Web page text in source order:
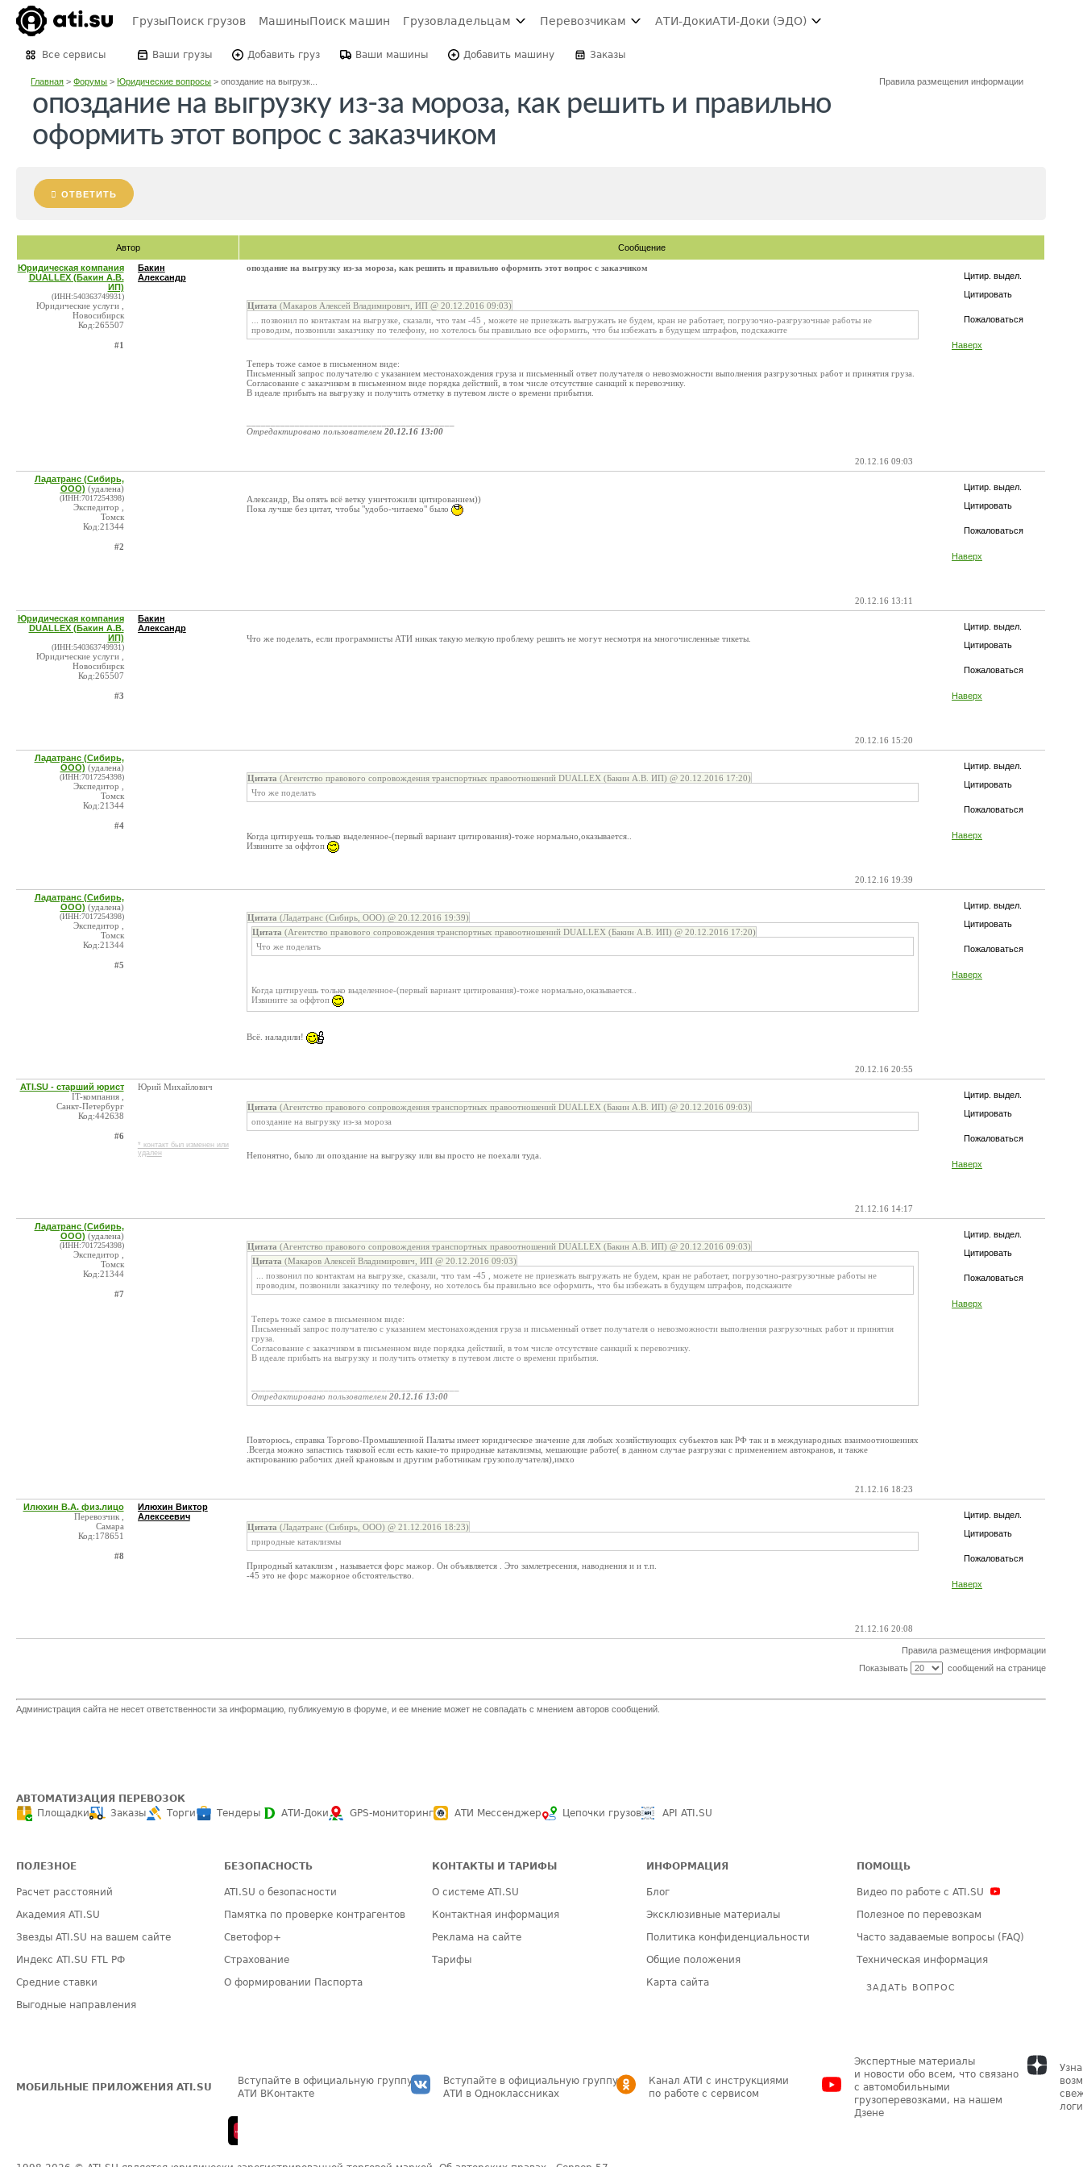
ГрузыПоиск грузов МашиныПоиск машин Грузовладельцам Перевозчикам АТИ-ДокиАТИ-Доки (ЭДО)
Все сервисы Ваши грузы Добавить груз Ваши машины Добавить машину Заказы
Главная >Форумы >Юридические вопросы >опоздание на выгрузк... Правила размещения информации
опоздание на выгрузку из-за мороза, как решить и правильно
оформить этот вопрос с заказчиком
ОТВЕТИТЬ
Автор Сообщение
Цитир. выдел.
Цитировать
Пожаловаться
Наверх
Юридическая компания
DUALLEX (Бакин А.В.
ИП)
(ИНН:540363749931)
Юридические услуги ,
Новосибирск
Код:265507
#1
Бакин
Александр
опоздание на выгрузку из-за мороза, как решить и правильно оформить этот вопрос с заказчиком
Цитата (Макаров Алексей Владимирович, ИП @ 20.12.2016 09:03)
... позвонил по контактам на выгрузке, сказали, что там -45 , можете не приезжать выгружать не будем, кран не работает, погрузочно-разгрузочные работы не
проводим, позвонили заказчику по телефону, но хотелось бы правильно все оформить, что бы избежать в будущем штрафов, подскажите
Теперь тоже самое в письменном виде:
Письменный запрос получателю с указанием местонахождения груза и письменный ответ получателя о невозможности выполнения разгрузочных работ и принятия груза.
Согласование с заказчиком в письменном виде порядка действий, в том числе отсутствие санкций к перевозчику.
В идеале прибыть на выгрузку и получить отметку в путевом листе о времени прибытия.
Отредактировано пользователем 20.12.16 13:00
20.12.16 09:03
Цитир. выдел.
Цитировать
Пожаловаться
Наверх
Ладатранс (Сибирь,
ООО) (удалена)
(ИНН:7017254398)
Экспедитор ,
Томск
Код:21344
#2
Александр, Вы опять всё ветку уничтожили цитированием))
Пока лучше без цитат, чтобы "удобо-читаемо" было
20.12.16 13:11
Цитир. выдел.
Цитировать
Пожаловаться
Наверх
Юридическая компания
DUALLEX (Бакин А.В.
ИП)
(ИНН:540363749931)
Юридические услуги ,
Новосибирск
Код:265507
#3
Бакин
Александр
Что же поделать, если программисты АТИ никак такую мелкую проблему решить не могут несмотря на многочисленные тикеты.
20.12.16 15:20
Цитир. выдел.
Цитировать
Пожаловаться
Наверх
Ладатранс (Сибирь,
ООО) (удалена)
(ИНН:7017254398)
Экспедитор ,
Томск
Код:21344
#4
Цитата (Агентство правового сопровождения транспортных правоотношений DUALLEX (Бакин А.В. ИП) @ 20.12.2016 17:20)
Что же поделать
Когда цитируешь только выделенное-(первый вариант цитирования)-тоже нормально,оказывается..
Извините за оффтоп
20.12.16 19:39
Цитир. выдел.
Цитировать
Пожаловаться
Наверх
Ладатранс (Сибирь,
ООО) (удалена)
(ИНН:7017254398)
Экспедитор ,
Томск
Код:21344
#5
Цитата (Ладатранс (Сибирь, ООО) @ 20.12.2016 19:39)
Цитата (Агентство правового сопровождения транспортных правоотношений DUALLEX (Бакин А.В. ИП) @ 20.12.2016 17:20)
Что же поделать
Когда цитируешь только выделенное-(первый вариант цитирования)-тоже нормально,оказывается..
Извините за оффтоп
Всё. наладили!
20.12.16 20:55
Цитир. выдел.
Цитировать
Пожаловаться
Наверх
ATI.SU - старший юрист
IT-компания ,
Санкт-Петербург
Код:442638
#6
Юрий Михайлович
* контакт был изменен или
удален
Цитата (Агентство правового сопровождения транспортных правоотношений DUALLEX (Бакин А.В. ИП) @ 20.12.2016 09:03)
опоздание на выгрузку из-за мороза
Непонятно, было ли опоздание на выгрузку или вы просто не поехали туда.
21.12.16 14:17
Цитир. выдел.
Цитировать
Пожаловаться
Наверх
Ладатранс (Сибирь,
ООО) (удалена)
(ИНН:7017254398)
Экспедитор ,
Томск
Код:21344
#7
Цитата (Агентство правового сопровождения транспортных правоотношений DUALLEX (Бакин А.В. ИП) @ 20.12.2016 09:03)
Цитата (Макаров Алексей Владимирович, ИП @ 20.12.2016 09:03)
... позвонил по контактам на выгрузке, сказали, что там -45 , можете не приезжать выгружать не будем, кран не работает, погрузочно-разгрузочные работы не
проводим, позвонили заказчику по телефону, но хотелось бы правильно все оформить, что бы избежать в будущем штрафов, подскажите
Теперь тоже самое в письменном виде:
Письменный запрос получателю с указанием местонахождения груза и письменный ответ получателя о невозможности выполнения разгрузочных работ и принятия
груза.
Согласование с заказчиком в письменном виде порядка действий, в том числе отсутствие санкций к перевозчику.
В идеале прибыть на выгрузку и получить отметку в путевом листе о времени прибытия.
Отредактировано пользователем 20.12.16 13:00
Повторюсь, справка Торгово-Промышленной Палаты имеет юридическое значение для любых хозяйствующих субьектов как РФ так и в международных взаимоотношениях
.Всегда можно запастись таковой если есть какие-то природные катаклизмы, мешающие работе( в данном случае разгрузки с применением автокранов, и также
актированию рабочих дней крановым и другим работникам грузополучателя),имхо
21.12.16 18:23
Цитир. выдел.
Цитировать
Пожаловаться
Наверх
Илюхин В.А. физ.лицо
Перевозчик ,
Самара
Код:178651
#8
Илюхин Виктор
Алексеевич
Цитата (Ладатранс (Сибирь, ООО) @ 21.12.2016 18:23)
природные катаклизмы
Природный катаклизм , называется форс мажор. Он объявляется . Это замлетресения, наводнения и и т.п.
-45 это не форс мажорное обстоятельство.
21.12.16 20:08
Правила размещения информации
Показывать
сообщений на странице
Администрация сайта не несет ответственности за информацию, публикуемую в форуме, и ее мнение может не совпадать с мнением авторов сообщений.
АВТОМАТИЗАЦИЯ ПЕРЕВОЗОК
Площадки
Заказы Торги Тендеры АТИ-Доки GPS-мониторинг АТИ Мессенджер Цепочки грузов API ATI.SU
ПОЛЕЗНОЕ
Расчет расстояний
Академия ATI.SU
Звезды ATI.SU на вашем сайте
Индекс ATI.SU FTL РФ
Средние ставки
Выгодные направления
БЕЗОПАСНОСТЬ
ATI.SU о безопасности
Памятка по проверке контрагентов
Светофор+
Страхование
О формировании Паспорта
КОНТАКТЫ И ТАРИФЫ
О системе ATI.SU
Контактная информация
Реклама на сайте
Тарифы
ИНФОРМАЦИЯ
Блог
Эксклюзивные материалы
Политика конфиденциальности
Общие положения
Карта сайта
ПОМОЩЬ
Видео по работе с ATI.SU
Полезное по перевозкам
Часто задаваемые вопросы (FAQ)
Техническая информация
ЗАДАТЬ ВОПРОС
МОБИЛЬНЫЕ ПРИЛОЖЕНИЯ ATI.SU
Вступайте в официальную группу
АТИ ВКонтакте
Вступайте в официальную группу
АТИ в Одноклассниках
Канал АТИ с инструкциями
по работе с сервисом
Экспертные материалы
и новости обо всем, что связано
с автомобильными
грузоперевозками, на нашем
Дзене